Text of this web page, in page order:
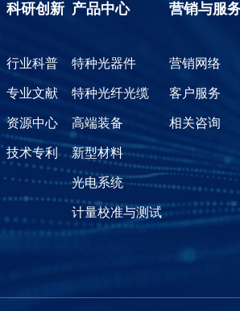
科研创新
行业科普
专业文献
资源中心
技术专利
产品中心
特种光器件
特种光纤光缆
高端装备
新型材料
光电系统
计量校准与测试
营销与服
营销网络
客户服务
相关咨询